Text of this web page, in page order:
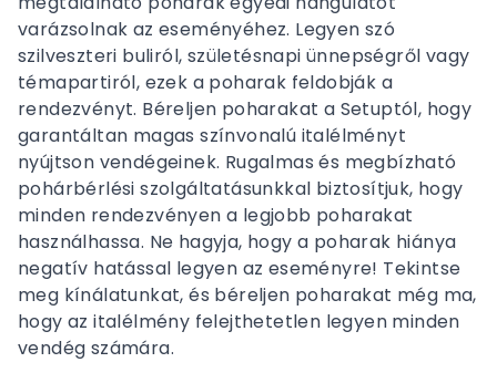
varázsolnak az eseményéhez. Legyen szó
szilveszteri buliról, születésnapi ünnepségről vagy
témapartiról, ezek a poharak feldobják a
rendezvényt. Béreljen poharakat a Setuptól, hogy
garantáltan magas színvonalú italélményt
nyújtson vendégeinek. Rugalmas és megbízható
pohárbérlési szolgáltatásunkkal biztosítjuk, hogy
minden rendezvényen a legjobb poharakat
használhassa. Ne hagyja, hogy a poharak hiánya
negatív hatással legyen az eseményre! Tekintse
meg kínálatunkat, és béreljen poharakat még ma,
hogy az italélmény felejthetetlen legyen minden
vendég számára.